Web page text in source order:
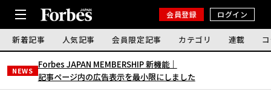
会員登録 ログイン
新着記事 人気記事 会員限定記事 カテゴリ 連載
NEWS
Forbes JAPAN MEMBERSHIP 新機能｜
記事ページ内の広告表示を最小限にしました